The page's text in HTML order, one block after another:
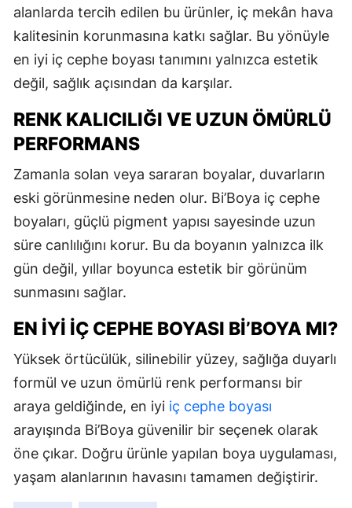
alanlarda tercih edilen bu ürünler, iç mekân hava
kalitesinin korunmasına katkı sağlar. Bu yönüyle
en iyi iç cephe boyası tanımını yalnızca estetik
değil, sağlık açısından da karşılar.
RENK KALICILIĞI VE UZUN ÖMÜRLÜ
PERFORMANS
Zamanla solan veya sararan boyalar, duvarların
eski görünmesine neden olur. Bi’Boya iç cephe
boyaları, güçlü pigment yapısı sayesinde uzun
süre canlılığını korur. Bu da boyanın yalnızca ilk
gün değil, yıllar boyunca estetik bir görünüm
sunmasını sağlar.
EN İYI İÇ CEPHE BOYASI BI’BOYA MI?
Yüksek örtücülük, silinebilir yüzey, sağlığa duyarlı
formül ve uzun ömürlü renk performansı bir
araya geldiğinde, en iyi iç cephe boyası
arayışında Bi’Boya güvenilir bir seçenek olarak
öne çıkar. Doğru ürünle yapılan boya uygulaması,
yaşam alanlarının havasını tamamen değiştirir.